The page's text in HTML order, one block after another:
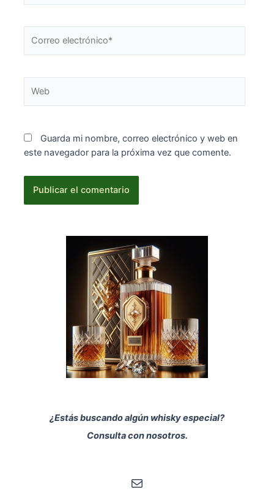
electrónico*
Guarda mi nombre, correo electrónico y web en
este navegador para la próxima vez que comente.
¿Estás buscando algún whisky especial?
Consulta con nosotros.
Correo electrónico